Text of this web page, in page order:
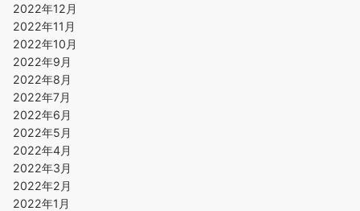
2022年12月
2022年11月
2022年10月
2022年9月
2022年8月
2022年7月
2022年6月
2022年5月
2022年4月
2022年3月
2022年2月
2022年1月